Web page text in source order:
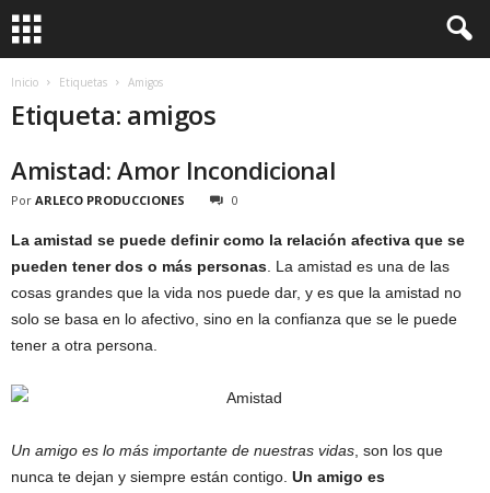
Inicio Etiquetas Amigos
Etiqueta: amigos
Amistad: Amor Incondicional
Por ARLECO PRODUCCIONES 0
La amistad se puede definir como la relación afectiva que se
pueden tener dos o más personas . La amistad es una de las
cosas grandes que la vida nos puede dar, y es que la amistad no
solo se basa en lo afectivo, sino en la confianza que se le puede
tener a otra persona.
Un amigo es lo más importante de nuestras vidas , son los que
nunca te dejan y siempre están contigo. Un amigo es